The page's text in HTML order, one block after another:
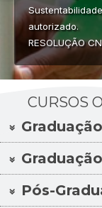
autorizado.
RESOLUÇÃO
CURSOS
Graduação
Pós-